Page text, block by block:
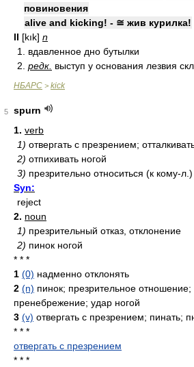
повиновения
alive and kicking! - ≅ жив курилка!
II [kık] n
1. вдавленное дно бутылки
2. редк. выступ у основания лезвия
НБАРС > kick
5
spurn
1. verb
1) отвергать с презрением;
2) отпихивать ногой
3) презрительно относиться (к кому-л.)
Syn:
reject
2. noun
1) презрительный отказ, отклонение
2) пинок ногой
* * *
1 (0) надменно отклонять
2 (n) пинок; презрительное отношение;
пренебрежение; удар ногой
3 (v) отвергать с презрением; пинать;
* * *
отвергать с презрением
* * *